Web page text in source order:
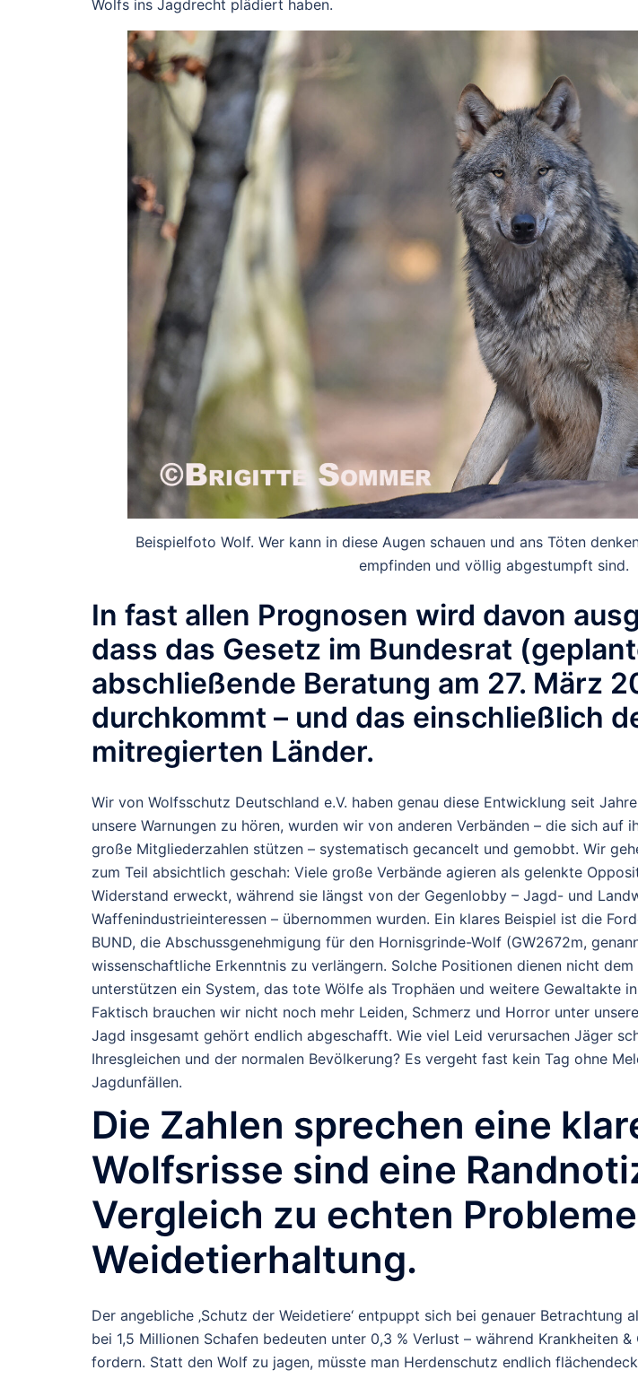
Wolfs ins Jagdrecht plädiert haben.
Beispielfoto Wolf. Wer kann in diese Augen schauen und ans Töten
empfinden und völlig abgestumpft sind.
In fast allen Prognosen wird davon
dass das Gesetz im Bundesrat
abschließende Beratung am 27. März
durchkommt – und das einschließlich
mitregierten Länder.
Wir von Wolfsschutz Deutschland e.V. haben genau diese Entwicklung seit
unsere Warnungen zu hören, wurden wir von anderen Verbänden – die sich auf
große Mitgliederzahlen stützen – systematisch gecancelt und gemobbt. Wir
zum Teil absichtlich geschah: Viele große Verbände agieren als gelenkte
Widerstand erweckt, während sie längst von der Gegenlobby – Jagd- und
Waffenindustrieinteressen – übernommen wurden. Ein klares Beispiel ist die
BUND, die Abschussgenehmigung für den Hornisgrinde-Wolf (GW2672m,
wissenschaftliche Erkenntnis zu verlängern. Solche Positionen dienen nicht
unterstützen ein System, das tote Wölfe als Trophäen und weitere Gewaltakte
Faktisch brauchen wir nicht noch mehr Leiden, Schmerz und Horror unter
Jagd insgesamt gehört endlich abgeschafft. Wie viel Leid verursachen Jäger
Ihresgleichen und der normalen Bevölkerung? Es vergeht fast kein Tag ohne
Jagdunfällen.
Die Zahlen sprechen eine
Wolfsrisse sind eine
Vergleich zu echten
Weidetierhaltung.
Der angebliche ‚Schutz der Weidetiere‘ entpuppt sich bei genauer Betrachtung
bei 1,5 Millionen Schafen bedeuten unter 0,3 % Verlust – während Krankheiten
fordern. Statt den Wolf zu jagen, müsste man Herdenschutz endlich